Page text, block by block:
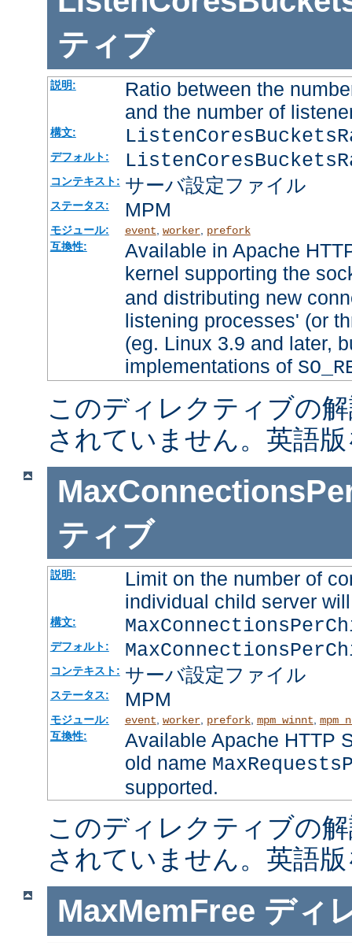
ティブ
説明:
Ratio between the
and the number of
構文:
デフォルト:
コンテキスト: サーバ設定ファイル
ステータス: MPM
モジュール: event worker, prefork
互換性:
Available in Apache
kernel supporting the
and distributing new
listening processes' (or
(eg. Linux 3.9 and later,
implementations of
このディレクティブの
されていません。英語
ティブ
説明:
Limit on the number of
individual child server
構文:
デフォルト:
コンテキスト: サーバ設定ファイル
ステータス: MPM
モジュール: event worker, prefork, mpm_winnt
互換性:
Available Apache HTTP
old name
supported.
このディレクティブの
されていません。英語
MaxMemFree ディ